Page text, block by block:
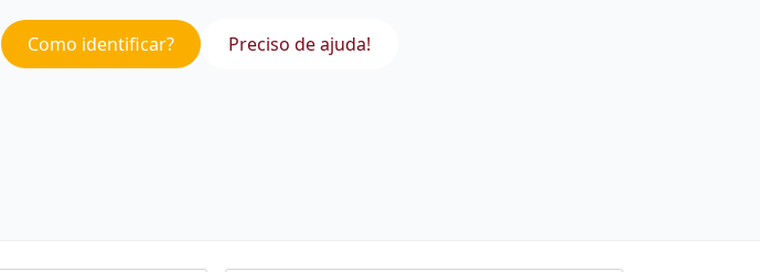
Como identificar? Preciso de ajuda!